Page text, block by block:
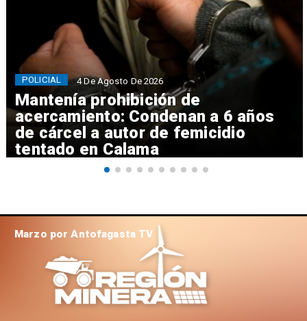
Mantenía prohibición de
acercamiento: Condenan a 6 años
de cárcel a autor de femicidio
tentado en Calama
POLICIAL 4 De Agosto De 2026
Marzo por Antofagasta TV